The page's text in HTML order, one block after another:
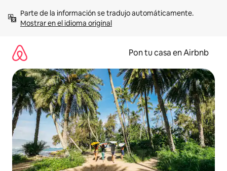
contenidoMostrar en el idioma original
Pon tu casa en Airbnb